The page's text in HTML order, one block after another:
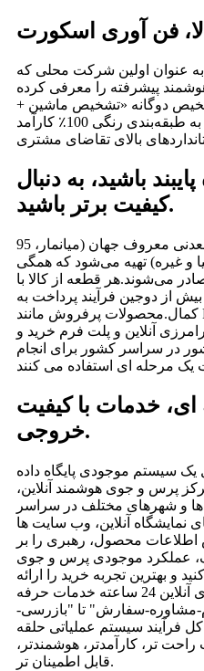
عنوان اولین شرکت محلی که
پیشرفته را معرفی کرده
دوگانه «تشخیص ماشین +
بررسی دستی» را برای دستیابی به طبقه‌بندی رنگی 100٪ کارآمد
بالای تقاضای مشتری
باشید، به دنبال
کیفیت برتر باشید.
95 درصد مواد خام از منابع معدنی معروف جهان (میانمار،
و غیره) تهیه می‌شود که همگی
می‌شوند.هر قطعه از کالا با
از دوجین فرآیند پرداخت به
کمال.محصولات پرفروش مانند Ruby، Sapphire و Tsavorite، با
آنلاین و پلت فرم خرید و
آفلاین، بیش از 100 کشور در سراسر کشور برای انجام
خدمات با کیفیت
خروجی.
سیستم موجودی پایگاه داده
پرس و جوی هوشمند آنلاین،
ها و شهرهای مختلف در سراسر
نمایشگاه آنلاین، وب سایت ها
اطلاعات محصول، رهبری را بر
عملکرد موجودی پرس و جوی
و بهترین تجربه خرید را ارائه
دهید.همزمان با خدمات مشتری آنلاین 24 ساعته خدمات حرفه
مشاوره-سفارش" تا "بازرسی-
سیستم عملیاتی حلقه
تر، کارآمدتر، هوشمندتر،
قابل اطمینان تر.